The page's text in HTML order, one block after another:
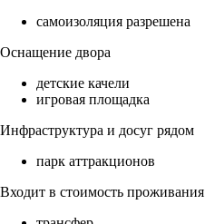
самоизоляция разрешена
Оснащение двора
детские качели
игровая площадка
Инфраструктура и досуг рядом
парк аттракционов
Входит в стоимость проживания